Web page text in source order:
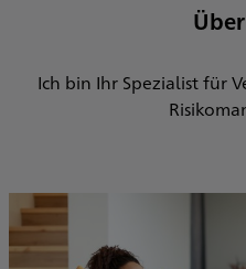
Ich bin Ihr Spezialist für